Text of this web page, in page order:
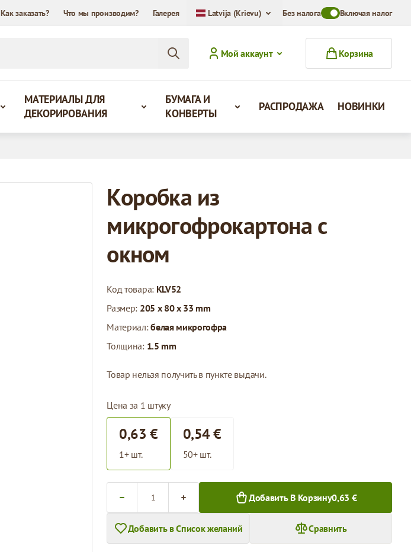
Как заказать? Что мы производим? Галерея Latvija (Krievu) Без налогаToggle VAT Mode
Включая налог
Мой аккаунт
Корзина
МАТЕРИАЛЫ ДЛЯ
ДЕКОРИРОВАНИЯ
БУМАГА И
КОНВЕРТЫ
РАСПРОДАЖА НОВИНКИ
Коробка из
микрогофрокартона с
окном
Код товара: KLV52
Размер: 205 x 80 x 33 mm
Материал:белая микрогофра
Толщина: 1.5 mm
Товар нельзя получить в пункте выдачи.
Цена за 1 штуку
0,63 €
1+ шт.
0,54 €
50+ шт.
Добавить В Корзину0,63 €
Добавить в Список желаний Сравнить